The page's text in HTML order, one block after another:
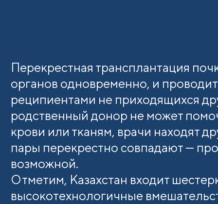
Перекрестная трансплантация
органов одновременно, и
реципиентами не приходящихся
родственный донор не может
крови или тканям, врачи находят
пары перекрестно совпадают —
возможной.
Отметим, Казахстан входит
высокотехнологичные